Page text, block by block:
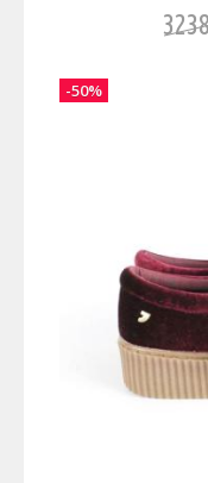
-50%